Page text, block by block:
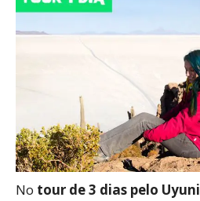
No tour de 3 dias pelo Uyuni